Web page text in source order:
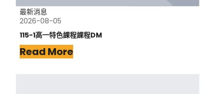
最新消息
2026-08-05
115-1高一特色課程課程DM
Read More